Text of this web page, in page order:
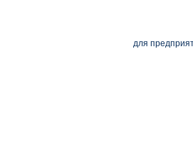
для